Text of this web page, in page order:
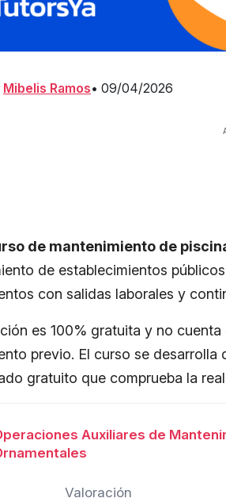
Mibelis Ramos• 09/04/2026
de mantenimiento de
de establecimientos
con salidas laborales y
es 100% gratuita y no
previo. El curso se
gratuito que comprueba la
Auxiliares de
Valoración